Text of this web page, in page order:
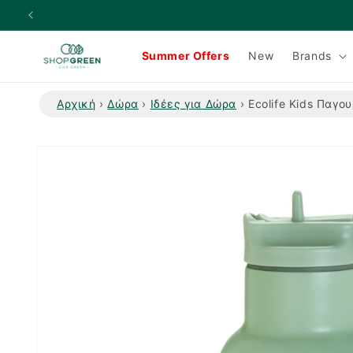
μετάβαση
Summer Offers New Brands
Αρχική › Δώρα › Ιδέες για Δώρα › Ecolife Kids